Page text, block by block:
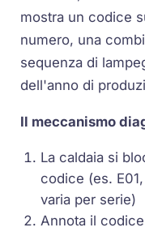
mostra un codice
numero, una
sequenza di
dell'anno di
Il meccanismo
La caldaia si
codice (es. E01,
varia per serie)
Annota il